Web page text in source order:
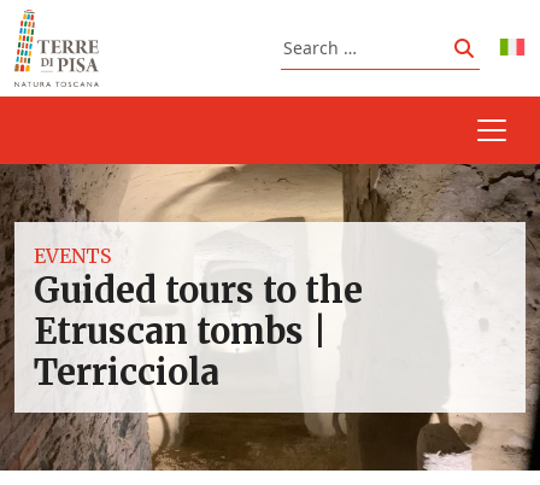
Skip to content
Search
Search
EVENTS
Guided tours to the
Etruscan tombs |
Terricciola